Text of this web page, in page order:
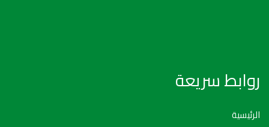
روابط سريعة
الرئيسية